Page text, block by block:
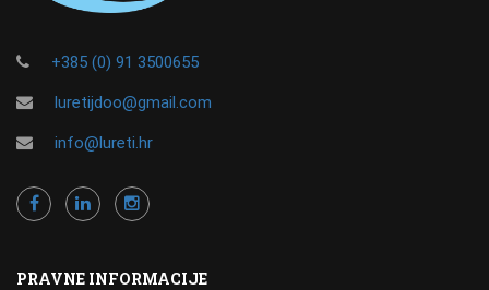
+385 (0) 91 3500655
luretijdoo@gmail.com
info@lureti.hr
PRAVNE INFORMACIJE